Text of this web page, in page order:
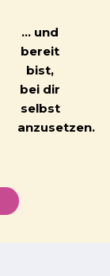
… und
bereit
bist,
bei dir
selbst
anzusetzen.